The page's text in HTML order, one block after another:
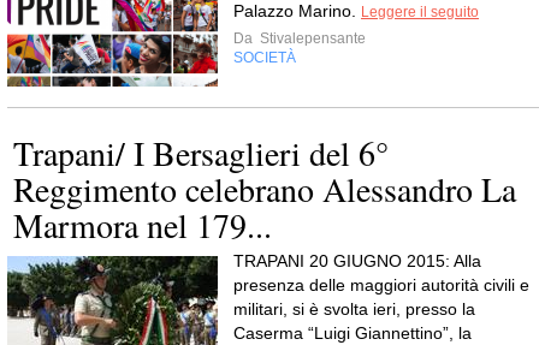
Palazzo Marino.
Leggere il seguito
Da Stivalepensante
SOCIETÀ
Trapani/ I Bersaglieri del 6°
Reggimento celebrano Alessandro La
Marmora nel 179...
TRAPANI 20 GIUGNO 2015: Alla
presenza delle maggiori autorità civili e
militari, si è svolta ieri, presso la
Caserma “Luigi Giannettino”, la